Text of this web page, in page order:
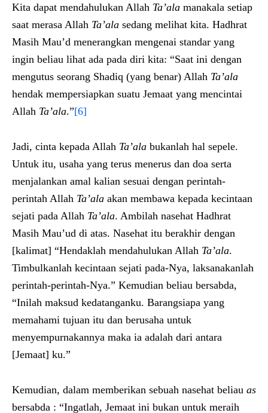
Kita dapat mendahulukan Allah Ta’ala manakala setiap
saat merasa Allah Ta’ala sedang melihat kita. Hadhrat
Masih Mau’d menerangkan mengenai standar yang
ingin beliau lihat ada pada diri kita: “Saat ini dengan
mengutus seorang Shadiq (yang benar) Allah Ta’ala
hendak mempersiapkan suatu Jemaat yang mencintai
Allah Ta’ala.”[6]
Jadi, cinta kepada Allah Ta’ala bukanlah hal sepele.
Untuk itu, usaha yang terus menerus dan doa serta
menjalankan amal kalian sesuai dengan perintah-
perintah Allah Ta’ala akan membawa kepada kecintaan
sejati pada Allah Ta’ala. Ambilah nasehat Hadhrat
Masih Mau’ud di atas. Nasehat itu berakhir dengan
[kalimat] “Hendaklah mendahulukan Allah Ta’ala.
Timbulkanlah kecintaan sejati pada-Nya, laksanakanlah
perintah-perintah-Nya.” Kemudian beliau bersabda,
“Inilah maksud kedatanganku. Barangsiapa yang
memahami tujuan itu dan berusaha untuk
menyempurnakannya maka ia adalah dari antara
[Jemaat] ku.”
Kemudian, dalam memberikan sebuah nasehat beliau as
bersabda : “Ingatlah, Jemaat ini bukan untuk meraih